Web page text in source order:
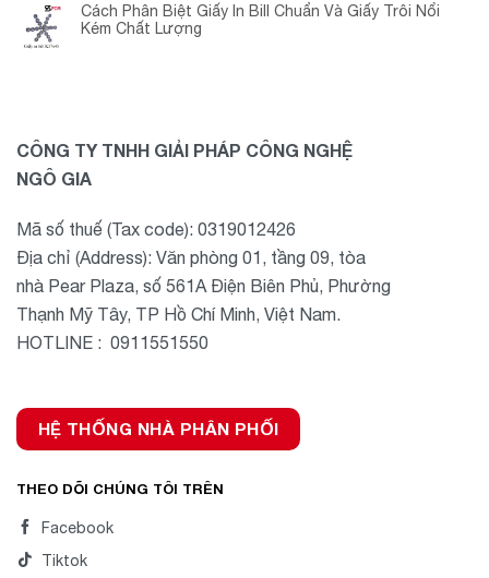
Cách Phân Biệt Giấy In Bill Chuẩn Và Giấy Trôi Nổi
Kém Chất Lượng
CÔNG TY TNHH GIẢI PHÁP CÔNG NGHỆ
NGÔ GIA
Mã số thuế (Tax code): 0319012426
Địa chỉ (Address): Văn phòng 01, tầng 09, tòa
nhà Pear Plaza, số 561A Điện Biên Phủ, Phường
Thạnh Mỹ Tây, TP Hồ Chí Minh, Việt Nam.
HOTLINE : 0911551550
HỆ THỐNG NHÀ PHÂN PHỐI
THEO DÕI CHÚNG TÔI TRÊN
Facebook
Tiktok